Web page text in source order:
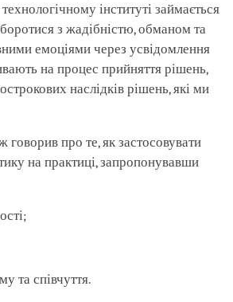
інституті займається
з жадібністю, обманом та
емоціями через усвідомлення
на процес прийняття рішень,
наслідків рішень, які ми
говорив про те, як застосовувати
на практиці, запропонувавши
та співчуття.